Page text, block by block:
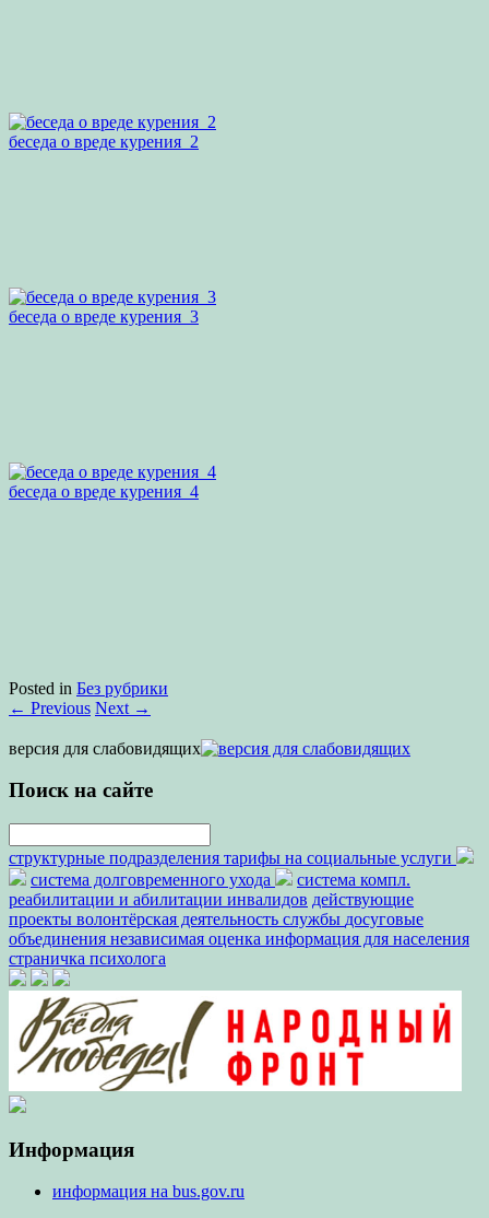
беседа о вреде курения_2
беседа о вреде курения_3
беседа о вреде курения_4
Posted in Без рубрики
← Previous Next →
версия для слабовидящих
Поиск на сайте
структурные подразделения тарифы на социальные услуги
система долговременного ухода
система компл.
реабилитации и абилитации инвалидов действующие
проекты волонтёрская деятельность службы досуговые
объединения независимая оценка информация для населения
страничка психолога
Информация
информация на bus.gov.ru